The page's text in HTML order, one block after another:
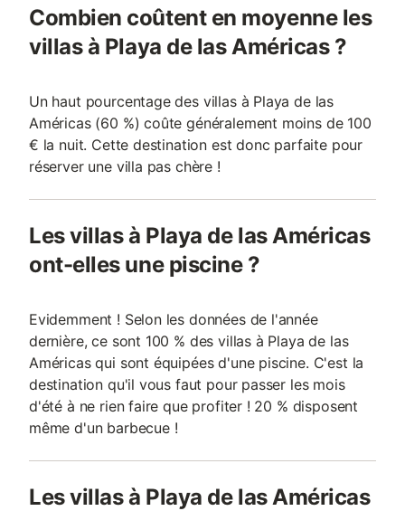
Combien coûtent en moyenne les
villas à Playa de las Américas ?
Un haut pourcentage des villas à Playa de las
Américas (60 %) coûte généralement moins de 100
€ la nuit. Cette destination est donc parfaite pour
réserver une villa pas chère !
Les villas à Playa de las Américas
ont-elles une piscine ?
Evidemment ! Selon les données de l'année
dernière, ce sont 100 % des villas à Playa de las
Américas qui sont équipées d'une piscine. C'est la
destination qu'il vous faut pour passer les mois
d'été à ne rien faire que profiter ! 20 % disposent
même d'un barbecue !
Les villas à Playa de las Américas